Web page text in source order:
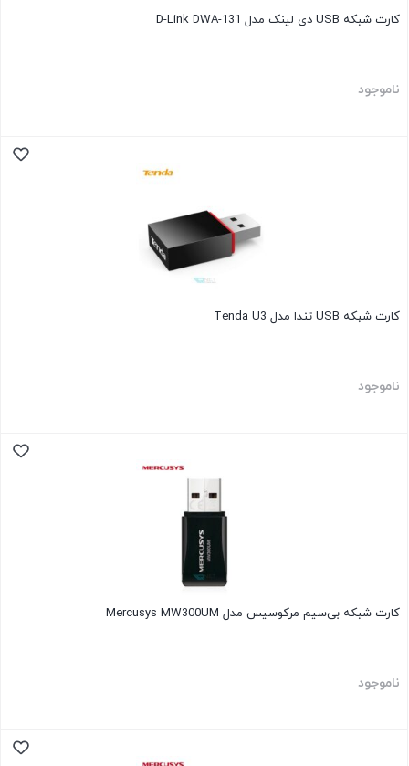
کارت شبکه USB دی لینک مدل D-Link DWA-131
ناموجود
کارت شبکه USB تندا مدل Tenda U3
ناموجود
کارت شبکه بی‌سیم مرکوسیس مدل Mercusys MW300UM
ناموجود